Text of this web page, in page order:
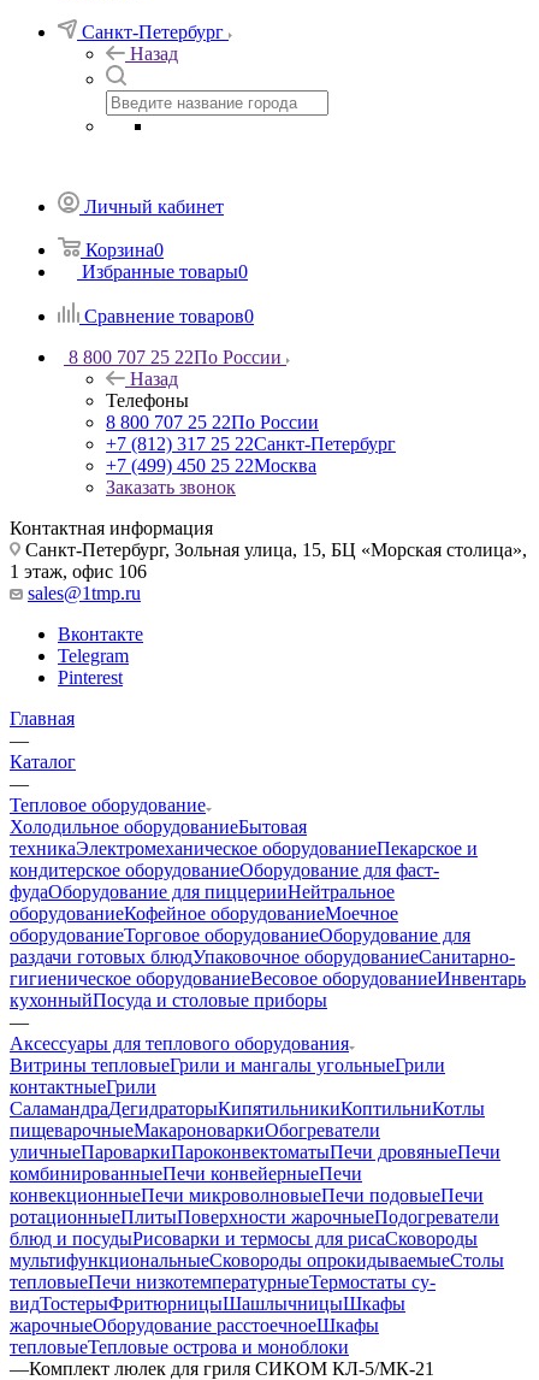
Санкт-Петербург
Назад
Личный кабинет
Корзина0
Избранные товары0
Сравнение товаров0
8 800 707 25 22По России
Назад
Телефоны
8 800 707 25 22По России
+7 (812) 317 25 22Санкт-Петербург
+7 (499) 450 25 22Москва
Заказать звонок
Контактная информация
Санкт-Петербург, Зольная улица, 15, БЦ «Морская столица»,
1 этаж, офис 106
sales@1tmp.ru
Вконтакте
Telegram
Pinterest
Главная
—
Каталог
—
Тепловое оборудование
Холодильное оборудованиеБытовая
техникаЭлектромеханическое оборудованиеПекарское и
кондитерское оборудованиеОборудование для фаст-
фудаОборудование для пиццерииНейтральное
оборудованиеКофейное оборудованиеМоечное
оборудованиеТорговое оборудованиеОборудование для
раздачи готовых блюдУпаковочное оборудованиеСанитарно-
гигиеническое оборудованиеВесовое оборудованиеИнвентарь
кухонныйПосуда и столовые приборы
—
Аксессуары для теплового оборудования
Витрины тепловыеГрили и мангалы угольныеГрили
контактныеГрили
СаламандраДегидраторыКипятильникиКоптильниКотлы
пищеварочныеМакароноваркиОбогреватели
уличныеПароваркиПароконвектоматыПечи дровяныеПечи
комбинированныеПечи конвейерныеПечи
конвекционныеПечи микроволновыеПечи подовыеПечи
ротационныеПлитыПоверхности жарочныеПодогреватели
блюд и посудыРисоварки и термосы для рисаСковороды
мультифункциональныеСковороды опрокидываемыеСтолы
тепловыеПечи низкотемпературныеТермостаты су-
видТостерыФритюрницыШашлычницыШкафы
жарочныеОборудование расстоечноеШкафы
тепловыеТепловые острова и моноблоки
—Комплект люлек для гриля СИКОМ КЛ-5/МК-21